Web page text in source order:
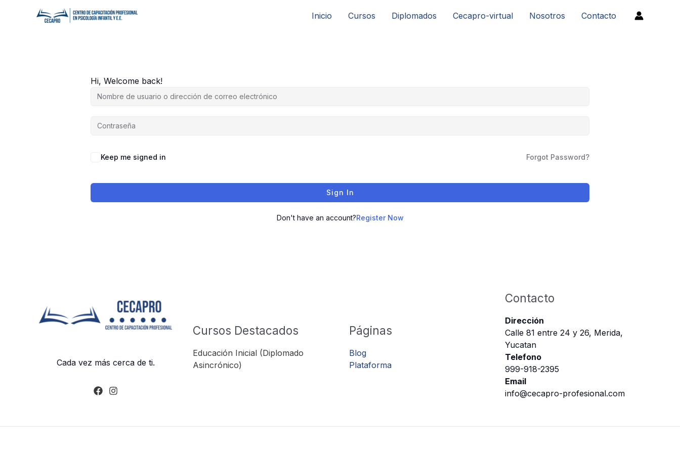
Inicio Cursos Diplomados Cecapro-virtual Nosotros Contacto
Hi, Welcome back!
Keep me signed in Forgot Password?
Sign In
Don't have an account?Register Now
Cada vez más cerca de ti.
Cursos Destacados
Educación Inicial (Diplomado
Asincrónico)
Páginas
Blog
Plataforma
Contacto
Dirección
Calle 81 entre 24 y 26, Merida,
Yucatan
Telefono
999-918-2395
Email
info@cecapro-profesional.com